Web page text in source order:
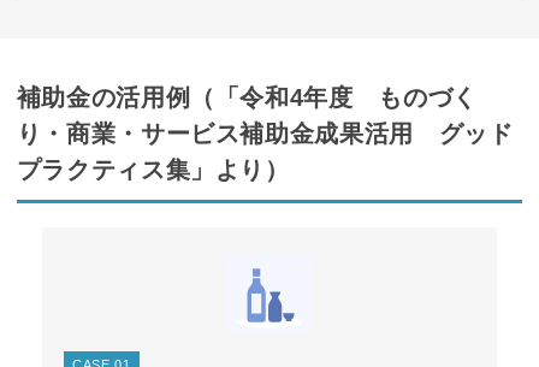
補助金の活用例（「令和4年度 ものづく
り・商業・サービス補助金成果活用 グッド
プラクティス集」より）